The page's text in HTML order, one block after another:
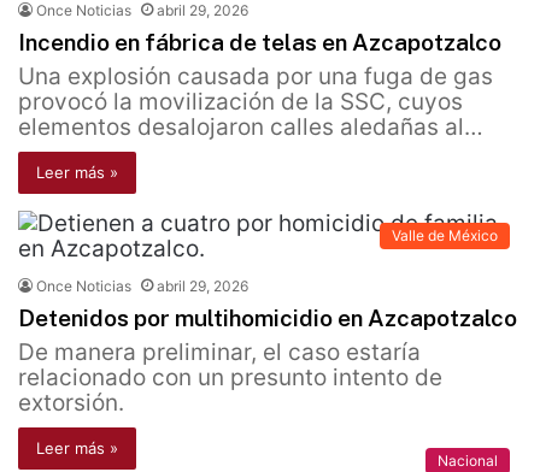
Once Noticias abril 29, 2026
Incendio en fábrica de telas en Azcapotzalco
Una explosión causada por una fuga de gas
provocó la movilización de la SSC, cuyos
elementos desalojaron calles aledañas al…
Leer más »
Valle de México
Once Noticias abril 29, 2026
Detenidos por multihomicidio en Azcapotzalco
De manera preliminar, el caso estaría
relacionado con un presunto intento de
extorsión.
Leer más »
Nacional